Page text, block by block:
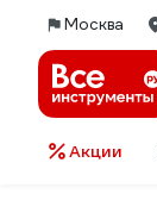
Москва
Акции